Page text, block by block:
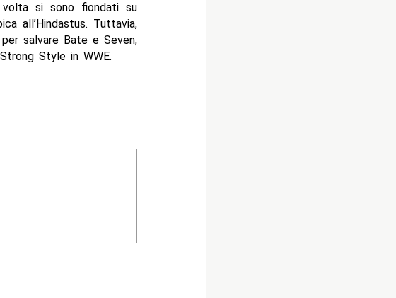
volta si sono fiondati su
all’Hindastus. Tuttavia,
salvare Bate e Seven,
Style in WWE.